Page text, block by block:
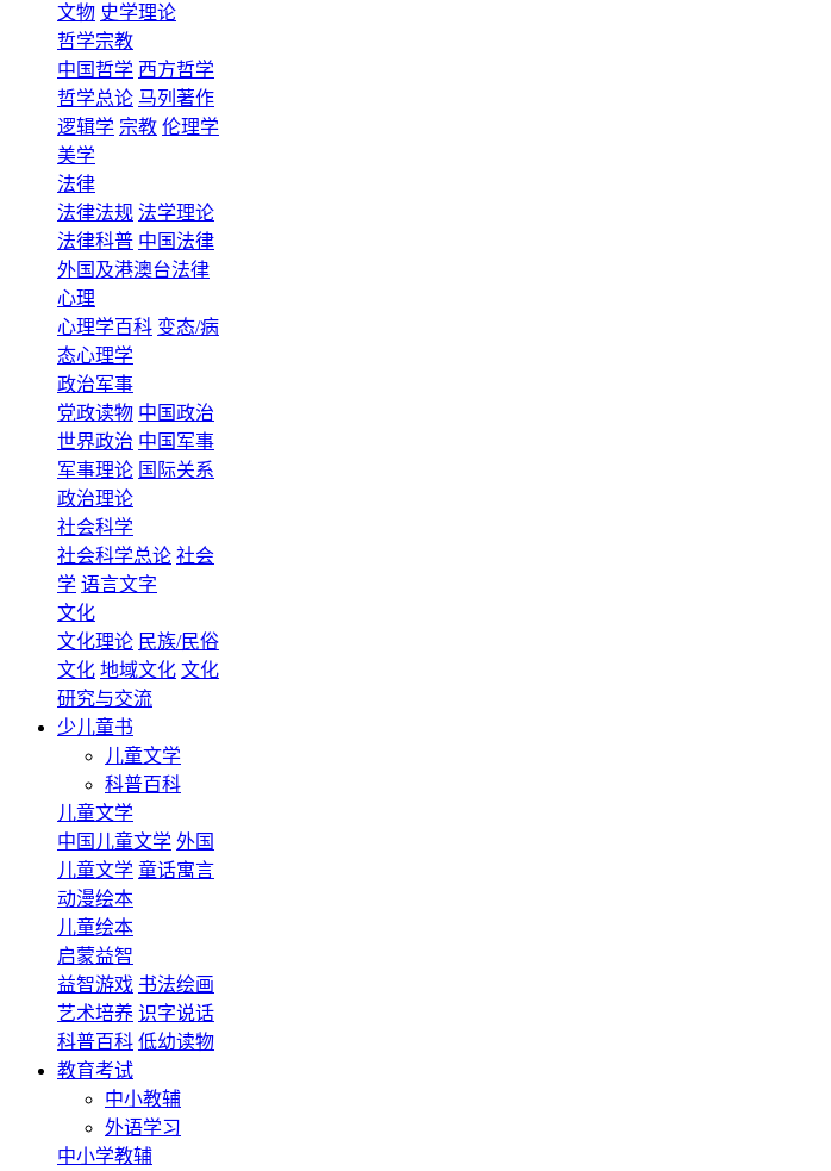
文物 史学理论
哲学宗教
中国哲学 西方哲学
哲学总论 马列著作
逻辑学 宗教 伦理学
美学
法律
法律法规 法学理论
法律科普 中国法律
外国及港澳台法律
心理
心理学百科 变态/病
态心理学
政治军事
党政读物 中国政治
世界政治 中国军事
军事理论 国际关系
政治理论
社会科学
社会科学总论 社会
学 语言文字
文化
文化理论 民族/民俗
文化 地域文化 文化
研究与交流
少儿童书
儿童文学
科普百科
儿童文学
中国儿童文学 外国
儿童文学 童话寓言
动漫绘本
儿童绘本
启蒙益智
益智游戏 书法绘画
艺术培养 识字说话
科普百科 低幼读物
教育考试
中小教辅
外语学习
中小学教辅